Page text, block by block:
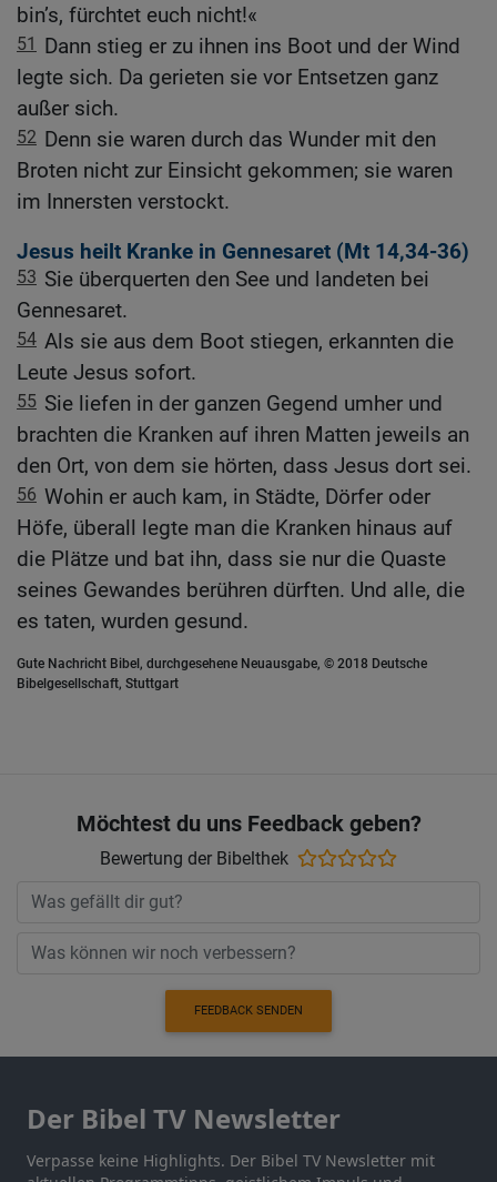
bin’s, fürchtet euch nicht!«
51 Dann stieg er zu ihnen ins Boot und der Wind
legte sich. Da gerieten sie vor Entsetzen ganz
außer sich.
52 Denn sie waren durch das Wunder mit den
Broten nicht zur Einsicht gekommen; sie waren
im Innersten verstockt.
Jesus heilt Kranke in Gennesaret (Mt 14,34-36)
53 Sie überquerten den See und landeten bei
Gennesaret.
54 Als sie aus dem Boot stiegen, erkannten die
Leute Jesus sofort.
55 Sie liefen in der ganzen Gegend umher und
brachten die Kranken auf ihren Matten jeweils an
den Ort, von dem sie hörten, dass Jesus dort sei.
56 Wohin er auch kam, in Städte, Dörfer oder
Höfe, überall legte man die Kranken hinaus auf
die Plätze und bat ihn, dass sie nur die Quaste
seines Gewandes berühren dürften. Und alle, die
es taten, wurden gesund.
Gute Nachricht Bibel, durchgesehene Neuausgabe, © 2018 Deutsche
Bibelgesellschaft, Stuttgart
Möchtest du uns Feedback geben?
Bewertung der Bibelthek
FEEDBACK SENDEN
Der Bibel TV Newsletter
Verpasse keine Highlights. Der Bibel TV Newsletter mit